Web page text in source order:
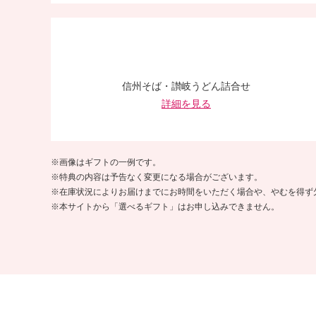
信州そば・讃岐うどん詰合せ
詳細を見る
※画像はギフトの一例です。
※特典の内容は予告なく変更になる場合がございます。
※在庫状況によりお届けまでにお時間をいただく場合や、やむを得ず
※本サイトから「選べるギフト」はお申し込みできません。